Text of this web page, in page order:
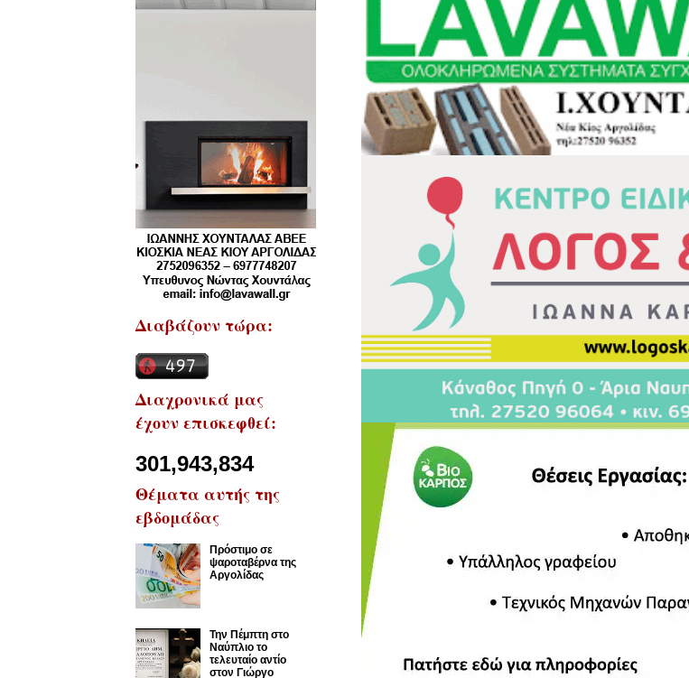
Διαβάζουν τώρα:
Διαχρονικά μας
έχουν επισκεφθεί:
301,943,834
Θέματα αυτής της
εβδομάδας
Πρόστιμο σε
ψαροταβέρνα της
Αργολίδας
Την Πέμπτη στο
Ναύπλιο το
τελευταίο αντίο
στον Γιώργο